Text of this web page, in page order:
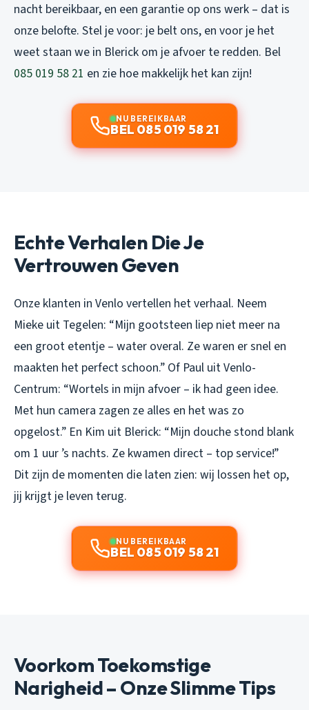
nacht bereikbaar, en een garantie op ons werk – dat is
onze belofte. Stel je voor: je belt ons, en voor je het
weet staan we in Blerick om je afvoer te redden. Bel
085 019 58 21 en zie hoe makkelijk het kan zijn!
NU BEREIKBAAR
BEL 085 019 58 21
Echte Verhalen Die Je
Vertrouwen Geven
Onze klanten in Venlo vertellen het verhaal. Neem
Mieke uit Tegelen: “Mijn gootsteen liep niet meer na
een groot etentje – water overal. Ze waren er snel en
maakten het perfect schoon.” Of Paul uit Venlo-
Centrum: “Wortels in mijn afvoer – ik had geen idee.
Met hun camera zagen ze alles en het was zo
opgelost.” En Kim uit Blerick: “Mijn douche stond blank
om 1 uur ’s nachts. Ze kwamen direct – top service!”
Dit zijn de momenten die laten zien: wij lossen het op,
jij krijgt je leven terug.
NU BEREIKBAAR
BEL 085 019 58 21
Voorkom Toekomstige
Narigheid – Onze Slimme Tips